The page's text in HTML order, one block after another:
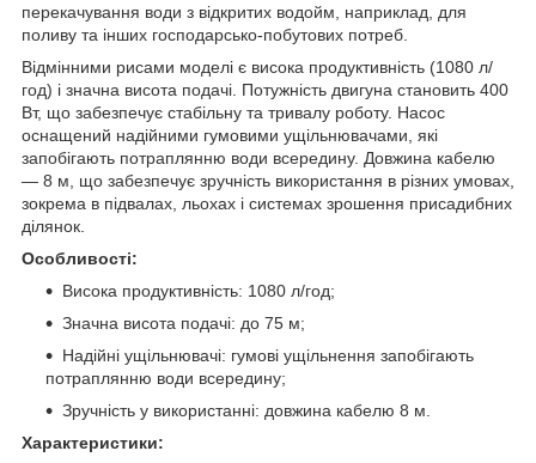
перекачування води з відкритих водойм, наприклад, для
поливу та інших господарсько-побутових потреб.
Відмінними рисами моделі є висока продуктивність (1080 л/
год) і значна висота подачі. Потужність двигуна становить 400
Вт, що забезпечує стабільну та тривалу роботу. Насос
оснащений надійними гумовими ущільнювачами, які
запобігають потраплянню води всередину. Довжина кабелю
— 8 м, що забезпечує зручність використання в різних умовах,
зокрема в підвалах, льохах і системах зрошення присадибних
ділянок.
Особливості:
Висока продуктивність: 1080 л/год;
Значна висота подачі: до 75 м;
Надійні ущільнювачі: гумові ущільнення запобігають
потраплянню води всередину;
Зручність у використанні: довжина кабелю 8 м.
Характеристики: